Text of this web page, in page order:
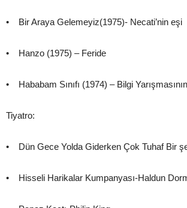
• Bir Araya Gelemeyiz(1975)- Necati’nin eşi
• Hanzo (1975) – Feride
• Hababam Sınıfı (1974) – Bilgi
Tiyatro:
• Dün Gece Yolda Giderken Çok Tuhaf Bir
• Hisseli Harikalar Kumpanyası-Haldun